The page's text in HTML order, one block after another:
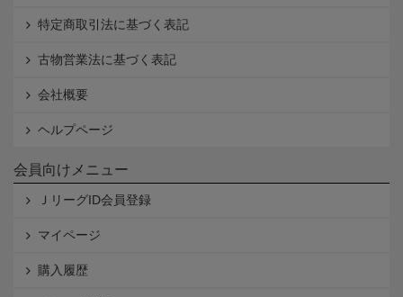
特定商取引法に基づく表記
古物営業法に基づく表記
会社概要
ヘルプページ
会員向けメニュー
ＪリーグID会員登録
マイページ
購入履歴